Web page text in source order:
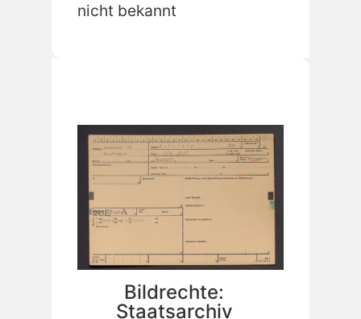
nicht bekannt
Bildrechte:
Staatsarchiv